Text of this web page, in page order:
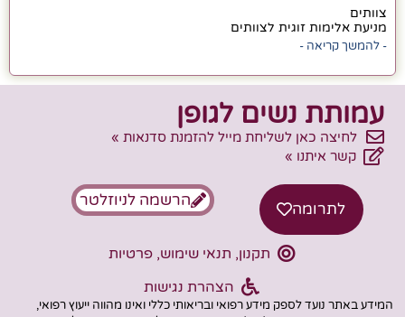
צוותים
מניעת אלימות זוגית לצוותים
- להמשך קריאה -
עמותת נשים לגופן
לחיצה כאן לשליחת מייל להזמנת סדנאות »
קשר איתנו »
לתרומה הרשמה לניוזלטר
תקנון, תנאי שימוש, פרטיות
הצהרת נגישות
המידע באתר נועד לספק מידע רפואי ובריאותי כללי ואינו מהווה ייעוץ רפואי,